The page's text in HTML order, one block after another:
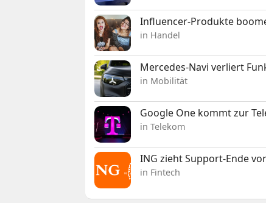
Influencer-Produkte
in Handel
Mercedes-Navi verliert
in Mobilität
Google One kommt zur
in Telekom
ING zieht Support-Ende
in Fintech